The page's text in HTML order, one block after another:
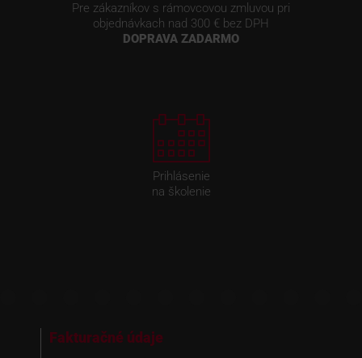
Pre zákazníkov s rámovcovou zmluvou pri
objednávkach nad 300 € bez DPH
DOPRAVA ZADARMO
Prihlásenie
na školenie
Fakturačné údaje